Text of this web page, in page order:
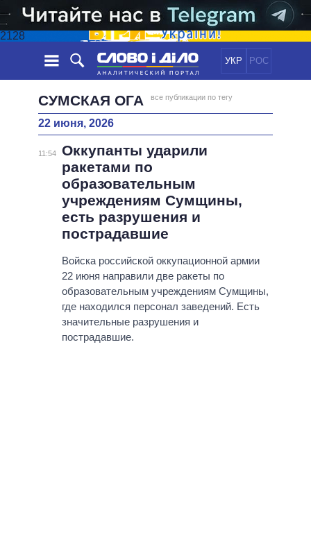
2128
УКР РОС
НОВОСТИ
ЛЕНТА
СОБЫТИЯ
СТАТЬИ
МНЕНИЯ
ОБЗОРЫ
ДАЙДЖЕСТЫ
ЭКОНОМИКА
МИР
ПОЛИТИКИ
ВСЕ ПОЛИТИКИ
ПРЕЗИДЕНТ И ОФИС
ВЕРХОВНАЯ РАДА
ГЛАВЫ ОБЛАДМИНИСТРАЦИЙ
МЭРЫ
ВСЕ ПЕРСОНЫ
ИНФОГРАФИКА
ВИДЕО
СРАВНЕНИЕ ПОЛИТИКОВ
СУМСКАЯ ОГА все публикации по тегу
22 июня, 2026
11:54
Оккупанты ударили
ракетами по
образовательным
учреждениям Сумщины,
есть разрушения и
пострадавшие
Войска российской оккупационной армии
22 июня направили две ракеты по
образовательным учреждениям Сумщины,
где находился персонал заведений. Есть
значительные разрушения и
пострадавшие.